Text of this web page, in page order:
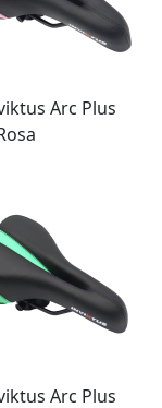
Arc Plus
Arc Plus